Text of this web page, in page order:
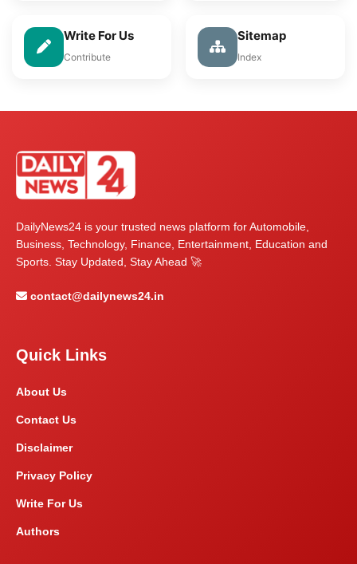
Write For Us
Contribute
Sitemap
Index
DailyNews24 is your trusted news platform for Automobile,
Business, Technology, Finance, Entertainment, Education and
Sports. Stay Updated, Stay Ahead 🚀
contact@dailynews24.in
Quick Links
About Us
Contact Us
Disclaimer
Privacy Policy
Write For Us
Authors